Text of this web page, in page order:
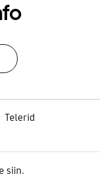
Telerid
siin.